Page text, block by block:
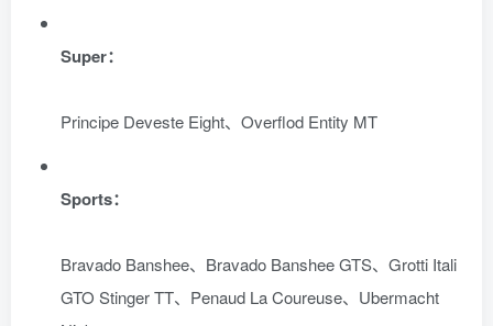
Super：
Principe Deveste Eight、Overflod Entity MT
Sports：
Bravado Banshee、Bravado Banshee GTS、Grotti Itali
GTO Stinger TT、Penaud La Coureuse、Ubermacht